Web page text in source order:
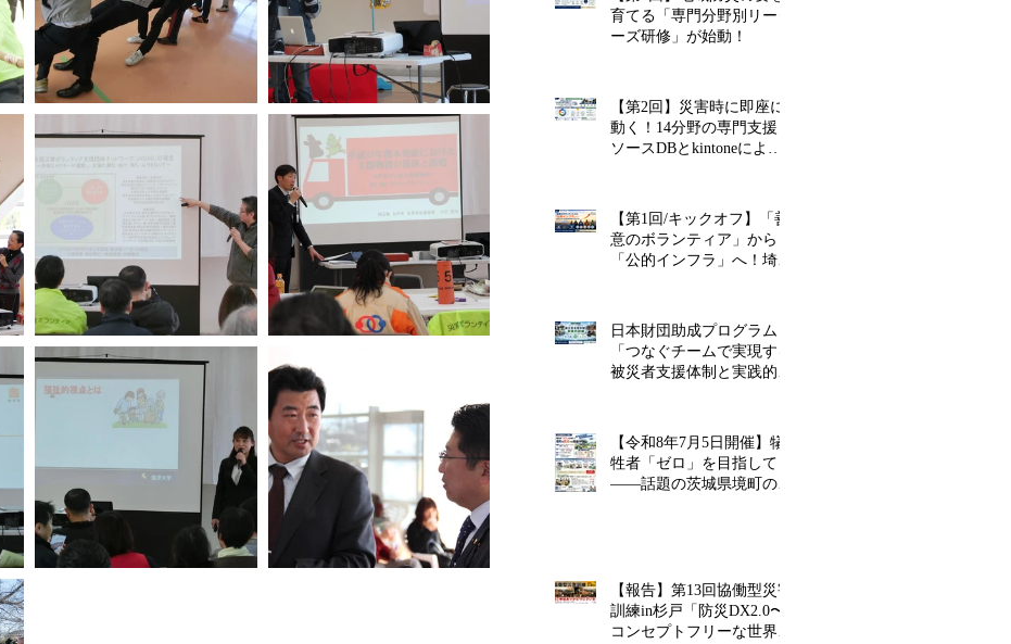
育てる「専門分野別リーダ
ーズ研修」が始動！
【第2回】災害時に即座に
動く！14分野の専門支援リ
ソースDBとkintoneによる
【第1回/キックオフ】「善
意のボランティア」から
「公的インフラ」へ！埼玉
日本財団助成プログラム
「つなぐチームで実現する
被災者支援体制と実践的訓
【令和8年7月5日開催】犠
牲者「ゼロ」を目指して
――話題の茨城県境町の災
【報告】第13回協働型災害
訓練in杉戸「防災DX2.0〜
コンセプトフリーな世界を